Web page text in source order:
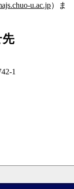
u.ac.jp）ま
1